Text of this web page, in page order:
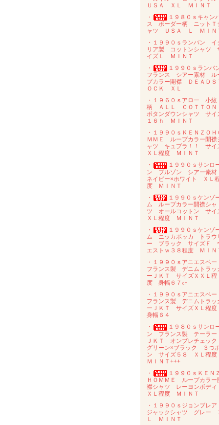
ＵＳＡ ＸＬ ＭＩＮＴ
・
１９８０ｓキャン
ス ボーダー柄 ニットＴ
ャツ ＵＳＡ Ｌ ＭＩＮ
・１９９０ｓランバン イ
リア製 コットンシャツ
イズＬ ＭＩＮＴ
・
１９９０ｓランバ
フランス シアー素材 ル
プカラー開襟 ＤＥＡＤＳ
ＯＣＫ ＸＬ
・１９６０ｓアロー 小紋
柄 ＡＬＬ ＣＯＴＴＯＮ
ボタンダウンシャツ サイ
１６ｈ ＭＩＮＴ
・１９９０ｓＫＥＮＺＯＨ
ＭＭＥ ループカラー開襟
ャツ キュプラ！！ サイ
ＸＬ程度 ＭＩＮＴ
・
１９９０ｓサンロ
ン ブルゾン シアー素材
ネイビー×ホワイト ＸＬ
度 ＭＩＮＴ
・
１９９０ｓケンゾ
ム ループカラー開襟シャ
ツ オールコットン サイ
ＸＬ程度 ＭＩＮＴ
・
１９９０ｓケンゾ
ム ニッカポッカ トラウ
ー ブラック サイズＦ
エストｗ３８程度 ＭＩＮ
・１９９０ｓアニエスベー
フランス製 デニムトラッ
ーＪＫＴ サイズＸＸＬ程
度 身幅６７㎝
・１９９０ｓアニエスベー
フランス製 デニムトラッ
ーＪＫＴ サイズＸＬ程度
身幅６４
・
１９８０ｓサンロ
ン フランス製 テーラー
ＪＫＴ オンブレチェック
グリーン×ブラック ３つ
ン サイズ５８ ＸＬ程度
ＭＩＮＴ+++
・
１９９０ｓＫＥＮ
ＨＯＭＭＥ ループカラー
襟シャツ レーヨンボディ
ＸＬ程度 ＭＩＮＴ
・１９９０ｓジョンブレア
ジャックシャツ グレー
Ｌ ＭＩＮＴ